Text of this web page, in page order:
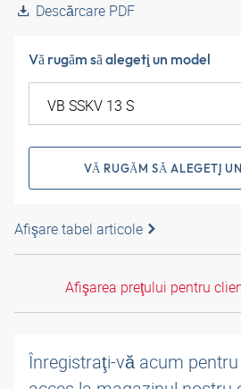
Descărcare PDF
Vă rugăm să alegeţi un model
VĂ RUGĂM SĂ ALEGEŢI
Afişare tabel articole
Afişarea preţului pentru
Înregistraţi-vă acum